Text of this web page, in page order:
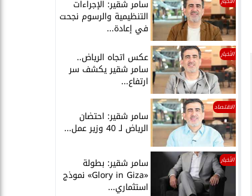
سامر شقير: الإجراءات
التنظيمية والرسوم نجحت
في إعادة...
الأخبار عكس اتجاه الرياض..
سامر شقير يكشف سر
ارتفاع...
الاقتصاد
سامر شقير: احتضان
الرياض لـ 40 وزير عمل...
الأخبار سامر شقير: بطولة
«Glory in Giza» نموذج
استثماري...